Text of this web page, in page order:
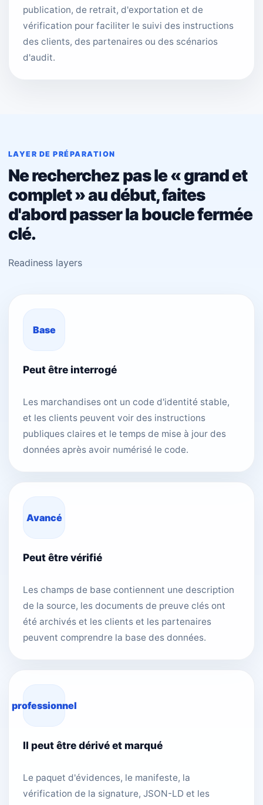
publication, de retrait, d'exportation et de
vérification pour faciliter le suivi des instructions
des clients, des partenaires ou des scénarios
d'audit.
LAYER DE PRÉPARATION
Ne recherchez pas le « grand et
complet » au début, faites
d'abord passer la boucle fermée
clé.
Readiness layers
Base
Peut être interrogé
Les marchandises ont un code d'identité stable,
et les clients peuvent voir des instructions
publiques claires et le temps de mise à jour des
données après avoir numérisé le code.
Avancé
Peut être vérifié
Les champs de base contiennent une description
de la source, les documents de preuve clés ont
été archivés et les clients et les partenaires
peuvent comprendre la base des données.
professionnel
Il peut être dérivé et marqué
Le paquet d'évidences, le manifeste, la
vérification de la signature, JSON-LD et les